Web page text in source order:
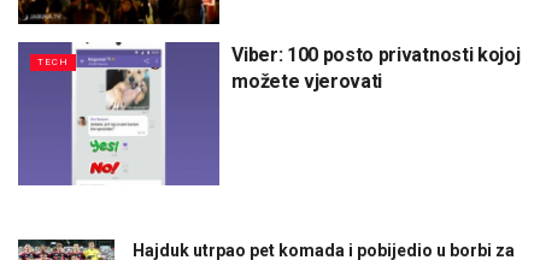
TECH
Viber: 100 posto privatnosti kojoj
možete vjerovati
Hajduk utrpao pet komada i pobijedio u borbi za